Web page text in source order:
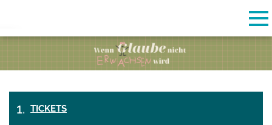
TICKETS